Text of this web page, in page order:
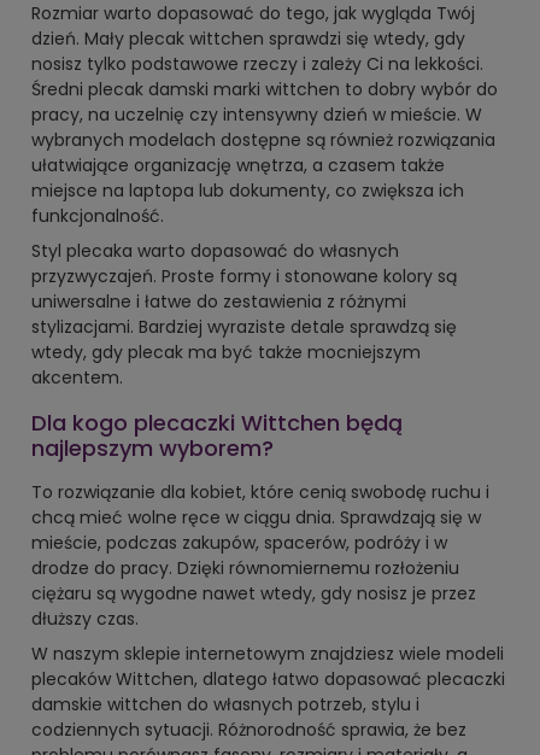
Rozmiar warto dopasować do tego, jak wygląda Twój
dzień. Mały plecak wittchen sprawdzi się wtedy, gdy
nosisz tylko podstawowe rzeczy i zależy Ci na lekkości.
Średni plecak damski marki wittchen to dobry wybór do
pracy, na uczelnię czy intensywny dzień w mieście. W
wybranych modelach dostępne są również rozwiązania
ułatwiające organizację wnętrza, a czasem także
miejsce na laptopa lub dokumenty, co zwiększa ich
funkcjonalność.
Styl plecaka warto dopasować do własnych
przyzwyczajeń. Proste formy i stonowane kolory są
uniwersalne i łatwe do zestawienia z różnymi
stylizacjami. Bardziej wyraziste detale sprawdzą się
wtedy, gdy plecak ma być także mocniejszym
akcentem.
Dla kogo plecaczki Wittchen będą
najlepszym wyborem?
To rozwiązanie dla kobiet, które cenią swobodę ruchu i
chcą mieć wolne ręce w ciągu dnia. Sprawdzają się w
mieście, podczas zakupów, spacerów, podróży i w
drodze do pracy. Dzięki równomiernemu rozłożeniu
ciężaru są wygodne nawet wtedy, gdy nosisz je przez
dłuższy czas.
W naszym sklepie internetowym znajdziesz wiele modeli
plecaków Wittchen, dlatego łatwo dopasować plecaczki
damskie wittchen do własnych potrzeb, stylu i
codziennych sytuacji. Różnorodność sprawia, że bez